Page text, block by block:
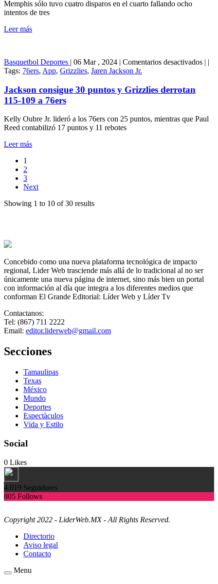
Memphis sólo tuvo cuatro disparos en el cuarto fallando ocho
intentos de tres
Leer más
Basquetbol Deportes | 06 Mar , 2024 | Comentarios desactivadosen
| |
Tags: 76ers, App, Grizzlies, Jaren Jackson Jr.
Jackson consigue 30 puntos y Grizzlies derrotan
115-109 a 76ers
Kelly Oubre Jr. lideró a los 76ers con 25 puntos, mientras que Paul
Reed contabilizó 17 puntos y 11 rebotes
Leer más
1
2
3
Next
Showing 1 to 10 of 30 results
Concebido como una nueva plataforma tecnológica de impacto
regional, Lider Web trasciende más allá de lo tradicional al no ser
únicamente una nueva página de internet, sino más bien un portal
con información al día que integra a los diferentes medios que
conforman El Grande Editorial: Líder Web y Líder Tv
Contactanos:
Tel: (867) 711 2222
Email: editor.liderweb@gmail.com
Secciones
Tamaulipas
Texas
México
Mundo
Deportes
Espectàculos
Vida y Estilo
Social
0 Likes
4.019 Seguidores
805 Follows
Copyright 2022 - LiderWeb.MX - All Rights Reserved.
Directorio
Aviso legal
Contacto
Menu